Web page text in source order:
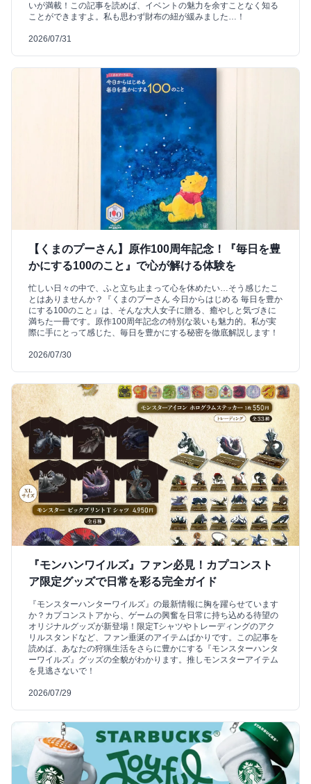
いが満載！この記事を読めば、イベントの魅力を余すことなく知る
ことができますよ。私も思わず財布の紐が緩みました…！
2026/07/31
【くまのプーさん】原作100周年記念！『毎日を豊
かにする100のこと』で心が解ける体験を
忙しい日々の中で、ふと立ち止まって心を休めたい…そう感じたこ
とはありませんか？『くまのプーさん 今日からはじめる 毎日を豊か
にする100のこと』は、そんな大人女子に贈る、癒やしと気づきに
満ちた一冊です。原作100周年記念の特別な装いも魅力的。私が実
際に手にとって感じた、毎日を豊かにする秘密を徹底解説します！
2026/07/30
『モンハンワイルズ』ファン必見！カプコンスト
ア限定グッズで日常を彩る完全ガイド
『モンスターハンターワイルズ』の最新情報に胸を躍らせています
か？カプコンストアから、ゲームの興奮を日常に持ち込める待望の
オリジナルグッズが新登場！限定Tシャツやトレーディングのアク
リルスタンドなど、ファン垂涎のアイテムばかりです。この記事を
読めば、あなたの狩猟生活をさらに豊かにする『モンスターハンタ
ーワイルズ』グッズの全貌がわかります。推しモンスターアイテム
を見逃さないで！
2026/07/29